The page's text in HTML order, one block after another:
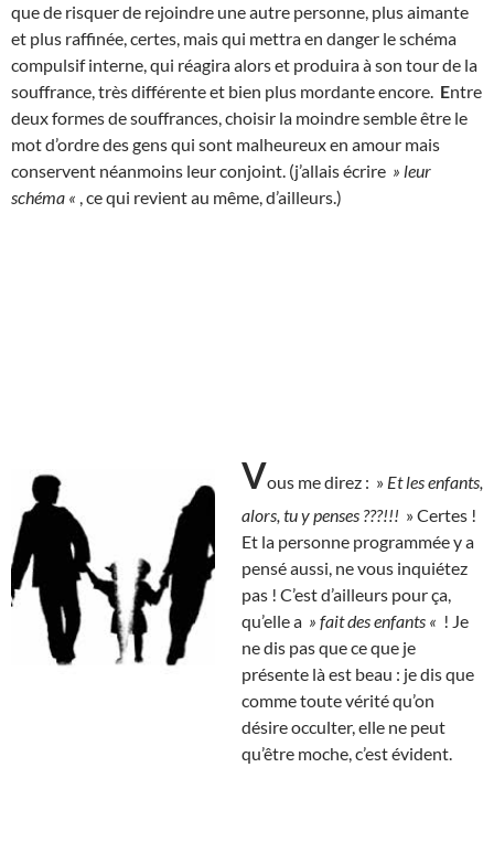
que de risquer de rejoindre une autre personne, plus aimante
et plus raffinée, certes, mais qui mettra en danger le schéma
compulsif interne, qui réagira alors et produira à son tour de la
souffrance, très différente et bien plus mordante encore. Entre
deux formes de souffrances, choisir la moindre semble être le
mot d’ordre des gens qui sont malheureux en amour mais
conservent néanmoins leur conjoint. (j’allais écrire » leur
schéma « , ce qui revient au même, d’ailleurs.)
Vous me direz : » Et les enfants,
alors, tu y penses ???!!! » Certes !
Et la personne programmée y a
pensé aussi, ne vous inquiétez
pas ! C’est d’ailleurs pour ça,
qu’elle a » fait des enfants « ! Je
ne dis pas que ce que je
présente là est beau : je dis que
comme toute vérité qu’on
désire occulter, elle ne peut
qu’être moche, c’est évident.